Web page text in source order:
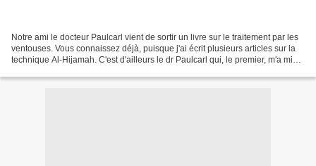
Notre ami le docteur Paulcarl vient de sortir un livre sur le traitement par les
ventouses. Vous connaissez déjà, puisque j'ai écrit plusieurs articles sur la
technique Al-Hijamah. C'est d'ailleurs le dr Paulcarl qui, le premier, m'a mis